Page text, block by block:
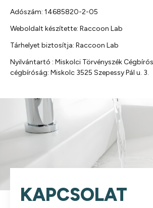
Adószám: 14685820-2-05
Weboldalt készítette: Raccoon Lab
Tárhelyet biztosítja: Raccoon Lab
Nyilvántartó : Miskolci Törvényszék
cégbíróság: Miskolc 3525 Szepessy Pál u. 3.
KAPCSOLAT